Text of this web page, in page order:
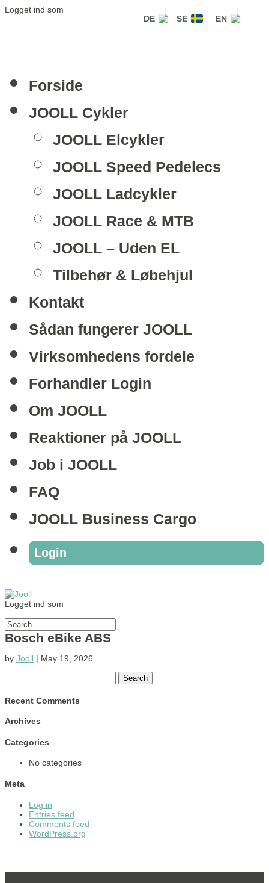
Logget ind som
Forside
JOOLL Cykler
JOOLL Elcykler
JOOLL Speed Pedelecs
JOOLL Ladcykler
JOOLL Race & MTB
JOOLL – Uden EL
Tilbehør & Løbehjul
Kontakt
Sådan fungerer JOOLL
Virksomhedens fordele
Forhandler Login
Om JOOLL
Reaktioner på JOOLL
Job i JOOLL
FAQ
JOOLL Business Cargo
Login
Logget ind som
DE SE EN
Bosch eBike ABS
by Jooll | May 19, 2026
for:
Recent Comments
Archives
Categories
No categories
Meta
Log in
Entries feed
Comments feed
WordPress.org